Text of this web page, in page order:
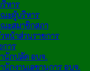
หาร
ะผู้บริหาร
ะสมาชิกสภา
หน้าส่วนราชการ
การ
นักปลัด อบจ.
นักงานเลขานุการ อบจ.